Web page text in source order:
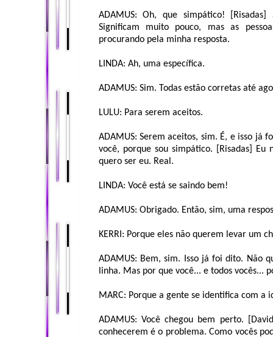
ADAMUS: Oh, que simpático!
Significam muito pouco, mas as
procurando pela minha resposta.
LINDA: Ah, uma específica.
ADAMUS: Sim. Todas estão corretas até
LULU: Para serem aceitos.
ADAMUS: Serem aceitos, sim. É, e isso já
você, porque sou simpático. [Risadas]
quero ser eu. Real.
LINDA: Você está se saindo bem!
ADAMUS: Obrigado. Então, sim, uma
KERRI: Porque eles não querem levar um
ADAMUS: Bem, sim. Isso já foi dito. Não
linha. Mas por que você... e todos vocês...
MARC: Porque a gente se identifica com a
ADAMUS: Você chegou bem perto.
conhecerem é o problema. Como vocês